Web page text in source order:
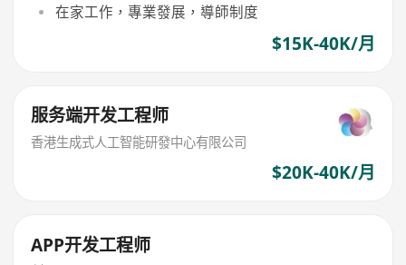
在家工作，專業發展，導師制度
$15K-40K/月
服务端开发工程师
香港生成式人工智能研發中心有限公司
$20K-40K/月
APP开发工程师